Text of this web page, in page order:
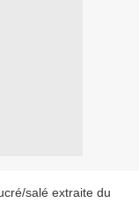
salé extraite du